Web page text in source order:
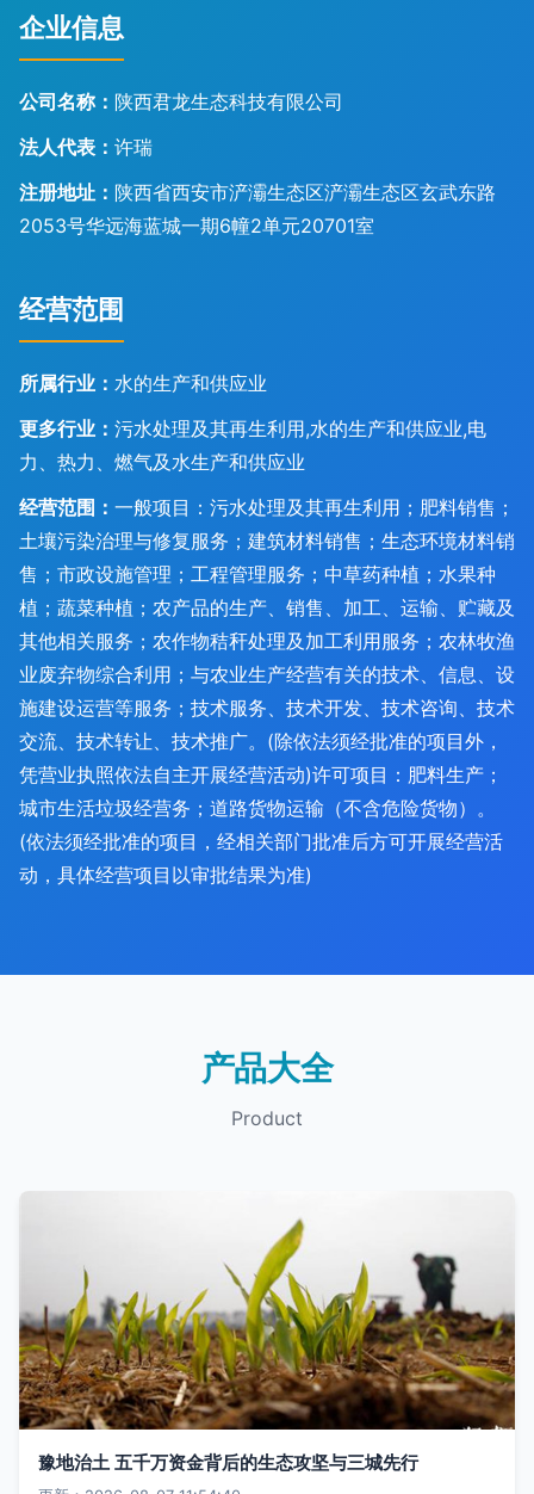
企业信息
公司名称： 陕西君龙生态科技有限公司
法人代表： 许瑞
注册地址： 陕西省西安市浐灞生态区浐灞生态区玄武东路
2053号华远海蓝城一期6幢2单元20701室
经营范围
所属行业： 水的生产和供应业
更多行业： 污水处理及其再生利用,水的生产和供应业,电
力、热力、燃气及水生产和供应业
经营范围： 一般项目：污水处理及其再生利用；肥料销售；
土壤污染治理与修复服务；建筑材料销售；生态环境材料销
售；市政设施管理；工程管理服务；中草药种植；水果种
植；蔬菜种植；农产品的生产、销售、加工、运输、贮藏及
其他相关服务；农作物秸秆处理及加工利用服务；农林牧渔
业废弃物综合利用；与农业生产经营有关的技术、信息、设
施建设运营等服务；技术服务、技术开发、技术咨询、技术
交流、技术转让、技术推广。(除依法须经批准的项目外，
凭营业执照依法自主开展经营活动)许可项目：肥料生产；
城市生活垃圾经营务；道路货物运输（不含危险货物）。
(依法须经批准的项目，经相关部门批准后方可开展经营活
动，具体经营项目以审批结果为准)
产品大全
Product
豫地治土 五千万资金背后的生态攻坚与三城先行